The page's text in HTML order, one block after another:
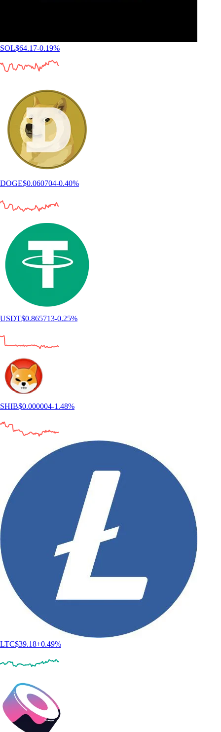
SOL$64.17-0.19%
DOGE$0.060704-0.40%
USDT$0.865713-0.25%
SHIB$0.000004-1.48%
LTC$39.18+0.49%